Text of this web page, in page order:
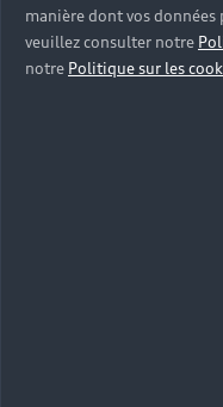
manière dont vos
veuillez consulter notre
notre Politique sur les